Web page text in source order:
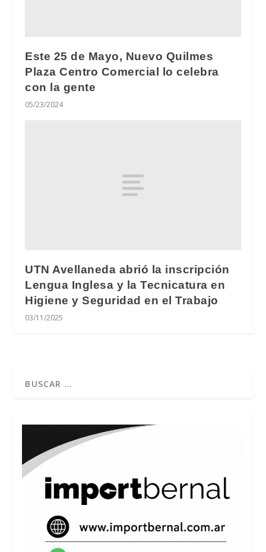
Este 25 de Mayo, Nuevo Quilmes
Plaza Centro Comercial lo celebra
con la gente
05/23/2024
UTN Avellaneda abrió la inscripción
Lengua Inglesa y la Tecnicatura en
Higiene y Seguridad en el Trabajo
03/11/2025